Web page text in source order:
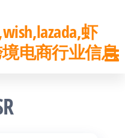
虾
电商行业信息